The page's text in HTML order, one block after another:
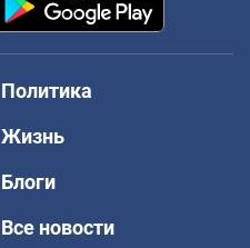
Политика
Жизнь
Блоги
Все новости